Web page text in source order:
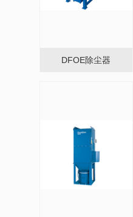
DFOE除尘器